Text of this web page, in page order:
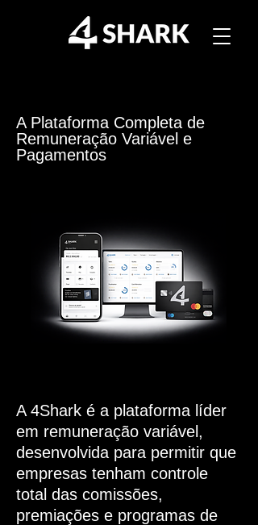
A Plataforma Completa de
Remuneração Variável e
Pagamentos
A 4Shark é a plataforma líder
em remuneração variável,
desenvolvida para permitir que
empresas tenham controle
total das comissões,
premiações e programas de